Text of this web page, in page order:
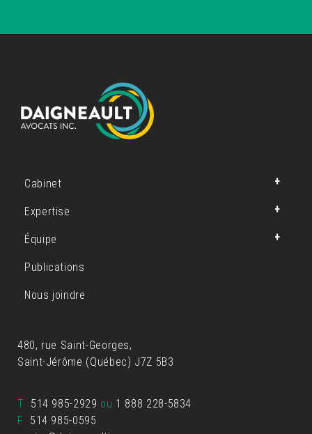
Cabinet
Expertise
Équipe
Publications
Nous joindre
480, rue Saint-Georges,
Saint-Jérôme (Québec) J7Z 5B3
T 514 985-2929 ou 1 888 228-5834
F 514 985-0595